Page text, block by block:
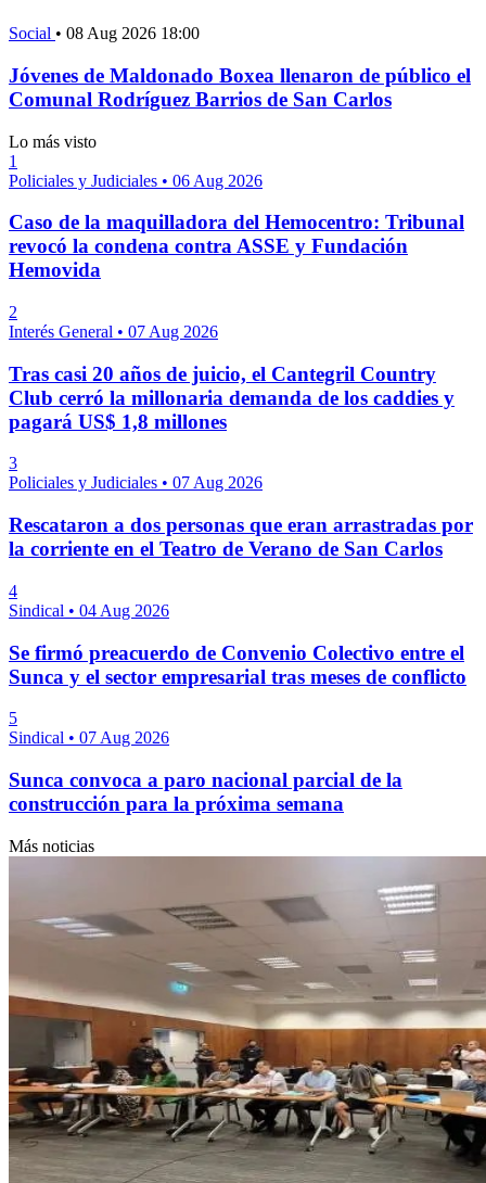
Social • 08 Aug 2026 18:00
Jóvenes de Maldonado Boxea llenaron de público el
Comunal Rodríguez Barrios de San Carlos
Lo más visto
1
Policiales y Judiciales • 06 Aug 2026
Caso de la maquilladora del Hemocentro: Tribunal
revocó la condena contra ASSE y Fundación
Hemovida
2
Interés General • 07 Aug 2026
Tras casi 20 años de juicio, el Cantegril Country
Club cerró la millonaria demanda de los caddies y
pagará US$ 1,8 millones
3
Policiales y Judiciales • 07 Aug 2026
Rescataron a dos personas que eran arrastradas por
la corriente en el Teatro de Verano de San Carlos
4
Sindical • 04 Aug 2026
Se firmó preacuerdo de Convenio Colectivo entre el
Sunca y el sector empresarial tras meses de conflicto
5
Sindical • 07 Aug 2026
Sunca convoca a paro nacional parcial de la
construcción para la próxima semana
Más noticias